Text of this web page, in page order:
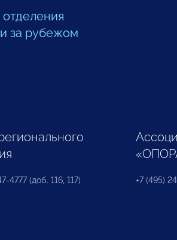
за рубежом
4777 (доб. 116, 117) +7 (495)